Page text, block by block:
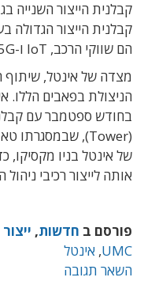
הם שווקי הרכב, IoT ו-5G.
מצדה של אינטל, שיתוף
הניצולת בפאבים הללו.
בחודש ספטמבר עם
של אינטל בניו מקסיקו,
אותה לייצור רכיבי ניהול הספק
פורסם ב חדשות,
UMC
, אינטל
השאר תגובה